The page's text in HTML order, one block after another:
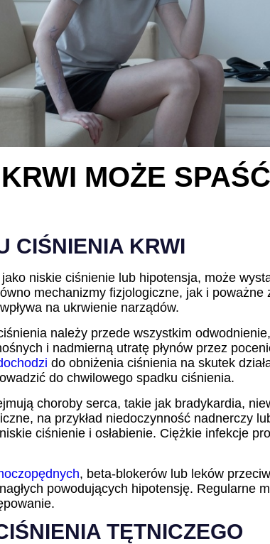
MOŻE
CIŚNIENIA KRWI
niskie ciśnienie lub hipotensja, może
mechanizmy fizjologiczne, jak i poważne
na ukrwienie narządów.
należy przede wszystkim
i nadmierną utratę płynów przez
do obniżenia ciśnienia na skutek
do chwilowego spadku ciśnienia.
choroby serca, takie jak bradykardia,
na przykład niedoczynność nadnerczy
ciśnienie i osłabienie. Ciężkie infekcje
, beta-blokerów lub leków
powodujących hipotensję.
TĘTNICZEGO